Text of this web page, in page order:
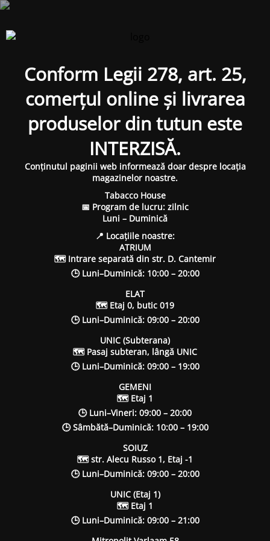
Conform Legii 278, art. 25,
comerțul online și livrarea
produselor din tutun este
INTERZISĂ.
Conținutul paginii web informează doar despre locația
magazinelor noastre.
Tabacco House
📅 Program de lucru: zilnic
Luni – Duminică
📍 Locațiile noastre:
ATRIUM
🗺 Intrare separată din str. D. Cantemir
🕒 Luni–Duminică: 10:00 – 20:00
ELAT
🗺 Etaj 0, butic 019
🕒 Luni–Duminică: 09:00 – 20:00
UNIC (Subterana)
🗺 Pasaj subteran, lângă UNIC
🕒 Luni–Duminică: 09:00 – 19:00
GEMENI
🗺 Etaj 1
🕒 Luni–Vineri: 09:00 – 20:00
🕒 Sâmbătă–Duminică: 10:00 – 19:00
SOIUZ
🗺 str. Alecu Russo 1, Etaj -1
🕒 Luni–Duminică: 09:00 – 20:00
UNIC (Etaj 1)
🗺 Etaj 1
🕒 Luni–Duminică: 09:00 – 21:00